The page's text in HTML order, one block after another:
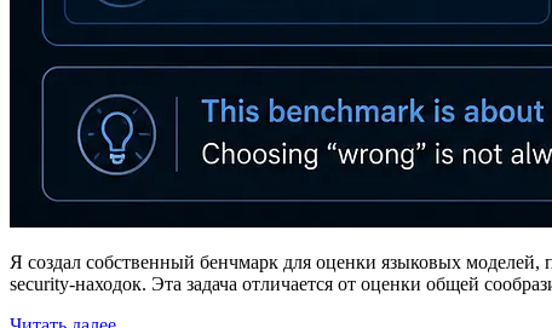
Я создал собственный бенчмарк для оценки языковых
security-находок. Эта задача отличается от оценки общей